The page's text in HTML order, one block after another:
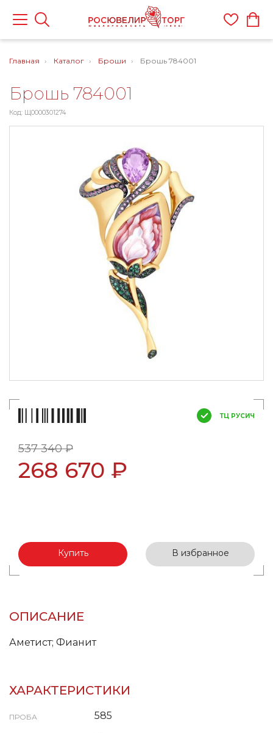
Главная Каталог Броши Брошь 784001
Брошь 784001
Код: Щ0000301274
ТЦ РУСИЧ
537 340 ₽
268 670 ₽
Купить В избранное
ОПИСАНИЕ
Аметист; Фианит
ХАРАКТЕРИСТИКИ
ПРОБА 585